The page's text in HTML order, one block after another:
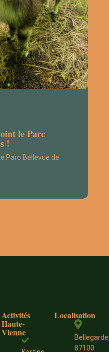
le Parc
!
Parc Bellevue de
Activités
Haute-
Vienne
Localisation
87100